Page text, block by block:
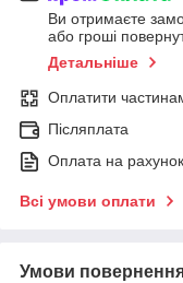
Ви отримаєте
або гроші
Детальніше
Оплатити
Післяплата
Оплата на рахунок
Всі умови оплати
Умови